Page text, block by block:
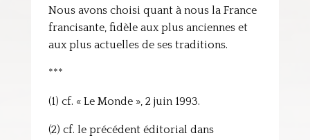
Nous avons choisi quant à nous la France
francisante, fidèle aux plus anciennes et
aux plus actuelles de ses traditions.
***
(1) cf. « Le Monde », 2 juin 1993.
(2) cf. le précédent éditorial dans